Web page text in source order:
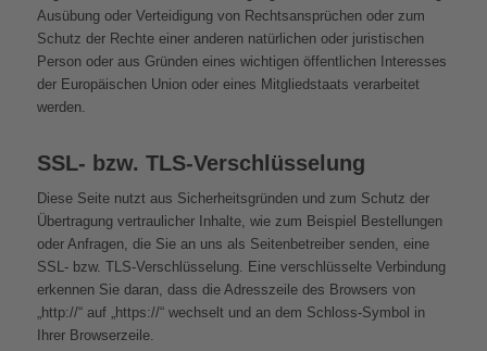
Ausübung oder Verteidigung von Rechtsansprüchen oder zum
Schutz der Rechte einer anderen natürlichen oder juristischen
Person oder aus Gründen eines wichtigen öffentlichen Interesses
der Europäischen Union oder eines Mitgliedstaats verarbeitet
werden.
SSL- bzw. TLS-Verschlüsselung
Diese Seite nutzt aus Sicherheitsgründen und zum Schutz der
Übertragung vertraulicher Inhalte, wie zum Beispiel Bestellungen
oder Anfragen, die Sie an uns als Seitenbetreiber senden, eine
SSL- bzw. TLS-Verschlüsselung. Eine verschlüsselte Verbindung
erkennen Sie daran, dass die Adresszeile des Browsers von
„http://“ auf „https://“ wechselt und an dem Schloss-Symbol in
Ihrer Browserzeile.